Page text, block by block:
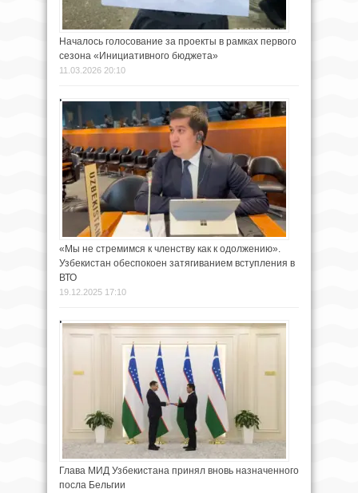
Началось голосование за проекты в рамках первого
сезона «Инициативного бюджета»
11.03.2026 20:10
«Мы не стремимся к членству как к одолжению».
Узбекистан обеспокоен затягиванием вступления в
ВТО
19.12.2025 17:10
Глава МИД Узбекистана принял вновь назначенного
посла Бельгии